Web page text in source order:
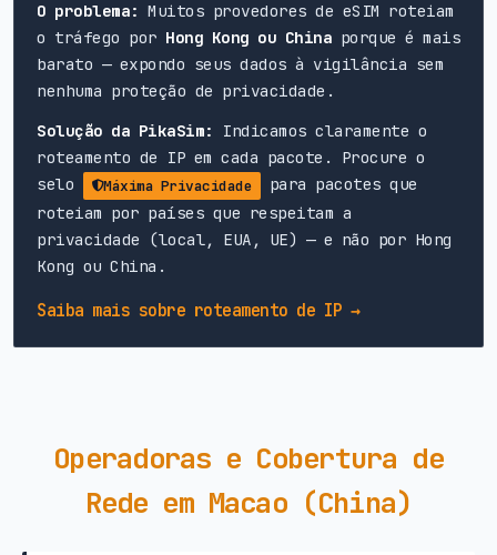
O problema: Muitos provedores de eSIM roteiam
o tráfego por Hong Kong ou China porque é mais
barato — expondo seus dados à vigilância sem
nenhuma proteção de privacidade.
Solução da PikaSim:
Indicamos claramente o
roteamento de IP em cada pacote. Procure o
selo
Máxima Privacidade
para pacotes que
roteiam por países que respeitam a
privacidade (local, EUA, UE) — e não por Hong
Kong ou China.
Saiba mais sobre roteamento de IP →
Operadoras e Cobertura de
Rede em Macao (China)